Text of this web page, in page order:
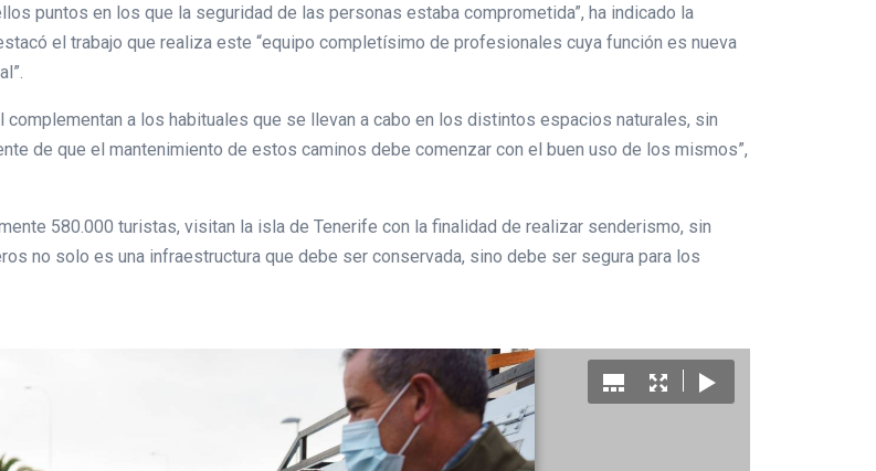
puntos en los que la seguridad de las personas estaba comprometida”, ha indicado la
el trabajo que realiza este “equipo completísimo de profesionales cuya función es nueva
a los habituales que se llevan a cabo en los distintos espacios naturales, sin
de que el mantenimiento de estos caminos debe comenzar con el buen uso de los mismos”,
580.000 turistas, visitan la isla de Tenerife con la finalidad de realizar senderismo, sin
no solo es una infraestructura que debe ser conservada, sino debe ser segura para los